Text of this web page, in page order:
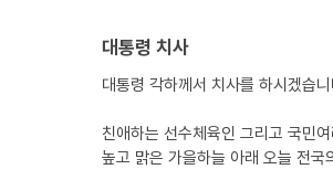
대통령 치사
대통령 각하께서 치사를 하시겠습
친애하는 선수체육인 그리고 국민
높고 맑은 가을하늘 아래 오늘 전